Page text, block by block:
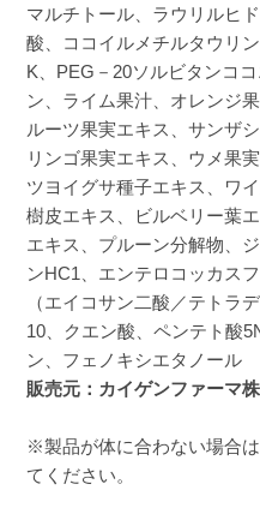
マルチトール、ラウリルヒ
酸、ココイルメチルタウリ
K、PEG－20ソルビタンコ
ン、ライム果汁、オレンジ
ルーツ果実エキス、サンザ
リンゴ果実エキス、ウメ果
ツヨイグサ種子エキス、ワ
樹皮エキス、ビルベリー葉
エキス、プルーン分解物、
ンHC1、エンテロコッカス
（エイコサン二酸／テトラ
10、クエン酸、ペンテト酸
ン、フェノキシエタノール
販売元：カイゲンファーマ
※製品が体に合わない場合
てください。